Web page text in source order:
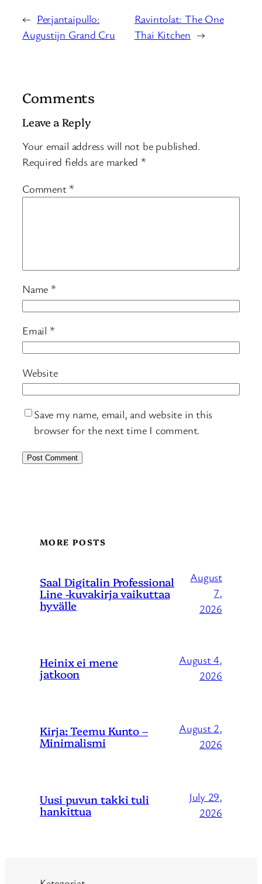
← Perjantaipullo:
Augustijn Grand Cru
Ravintolat: The One
Thai Kitchen →
Comments
Leave a Reply
Your email address will not be published.
Required fields are marked *
Comment *
Name *
Email *
Website
Save my name, email, and website in this
browser for the next time I comment.
MORE POSTS
Saal Digitalin Professional
Line -kuvakirja vaikuttaa
hyvälle
August
7,
2026
Heinix ei mene
jatkoon
August 4,
2026
Kirja: Teemu Kunto –
Minimalismi
August 2,
2026
Uusi puvun takki tuli
hankittua
July 29,
2026